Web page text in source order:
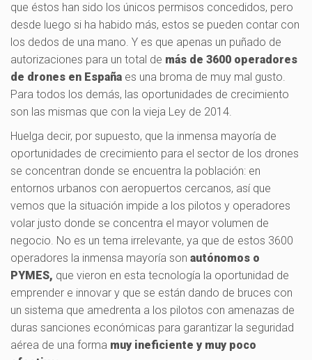
que éstos han sido los únicos permisos concedidos, pero
desde luego si ha habido más, estos se pueden contar con
los dedos de una mano. Y es que apenas un puñado de
autorizaciones para un total de más de 3600 operadores
de drones en España es una broma de muy mal gusto.
Para todos los demás, las oportunidades de crecimiento
son las mismas que con la vieja Ley de 2014.
Huelga decir, por supuesto, que la inmensa mayoría de
oportunidades de crecimiento para el sector de los drones
se concentran donde se encuentra la población: en
entornos urbanos con aeropuertos cercanos, así que
vemos que la situación impide a los pilotos y operadores
volar justo donde se concentra el mayor volumen de
negocio. No es un tema irrelevante, ya que de estos 3600
operadores la inmensa mayoría son autónomos o
PYMES, que vieron en esta tecnología la oportunidad de
emprender e innovar y que se están dando de bruces con
un sistema que amedrenta a los pilotos con amenazas de
duras sanciones económicas para garantizar la seguridad
aérea de una forma muy ineficiente y muy poco